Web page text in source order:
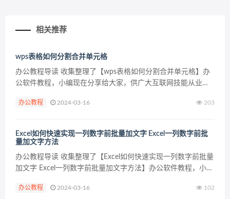
相关推荐
wps表格如何分割合并单元格
办公教程导读 收集整理了【wps表格如何分割合并单元格】办
公软件教程，小编现在分享给大家，供广大互联网技能从业者
公教程内容图文 wps分割合并单元格的方法一...
办公教程 2024-03-16 203
Excel如何快速实现一列数字前批量加文字 Excel一列数字前批
量加文字方法
办公教程导读 收集整理了【Excel如何快速实现一列数字前批量
加文字 Excel一列数字前批量加文字方法】办公软件教程，小编
包含293字，纯文字阅读大概需要1分钟。 ...
办公教程 2024-03-16 102